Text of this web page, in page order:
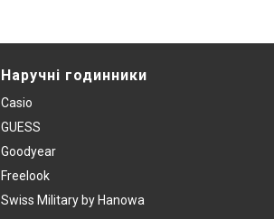
Наручнi годинники
Casio
GUESS
Goodyear
Freelook
Swiss Military by Hanowa